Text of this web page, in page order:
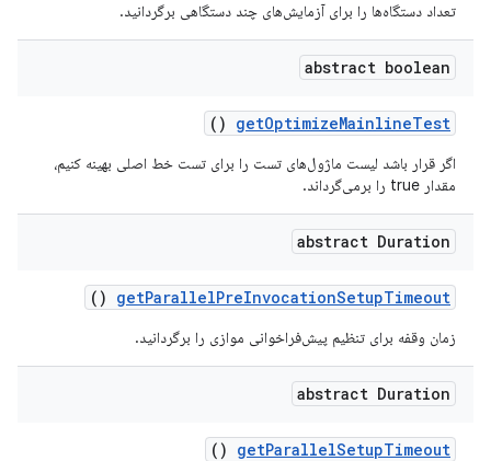
تعداد دستگاه‌ها را برای آزمایش‌های چند دستگاهی برگردانید.
abstract boolean
getOptimizeMainlineTest
()
اگر قرار باشد لیست ماژول‌های تست را برای تست خط اصلی بهینه کنیم،
مقدار true را برمی‌گرداند.
abstract Duration
getParallelPreInvocationSetupTimeout
()
زمان وقفه برای تنظیم پیش‌فراخوانی موازی را برگردانید.
abstract Duration
getParallelSetupTimeout
()